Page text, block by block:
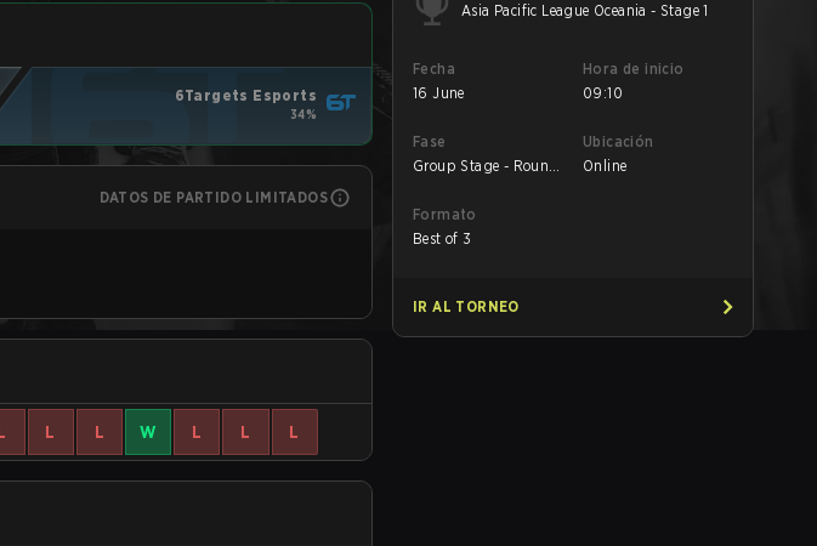
6Targets Esports
34%
DATOS DE PARTIDO LIMITADOS
L L W L L L
Asia Pacific League Oceania - Stage 1
Fecha
16 June
Hora de inicio
09:10
Fase
Group Stage - Round
Ubicación
Online
Formato
Best of 3
IR AL TORNEO